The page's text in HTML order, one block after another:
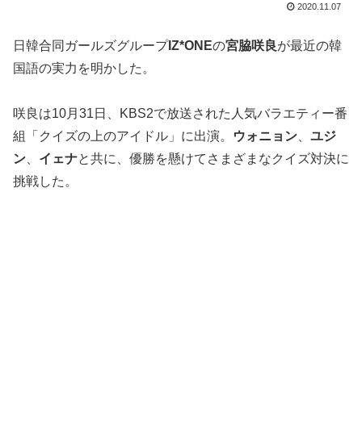
2020.11.07
日韓合同ガールズグループIZ*ONEの宮脇咲良が最近の韓
国語の実力を明かした。
咲良は10月31日、KBS2で放送された人気バラエティー番
組「クイズの上のアイドル」に出演。
ウォニョン
ユジ
ン
イェナと共に、優勝を懸けてさまざまなクイズ対決に
挑戦した。